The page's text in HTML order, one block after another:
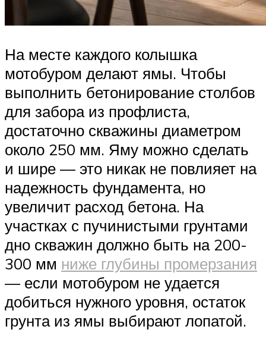
На месте каждого колышка
мотобуром делают ямы. Чтобы
выполнить бетонирование столбов
для забора из профлиста,
достаточно скважины диаметром
около 250 мм. Яму можно сделать
и шире — это никак не повлияет на
надежность фундамента, но
увеличит расход бетона. На
участках с пучинистыми грунтами
дно скважин должно быть на 200-
300 мм ниже глубины промерзания
— если мотобуром не удается
добиться нужного уровня, остаток
грунта из ямы выбирают лопатой.